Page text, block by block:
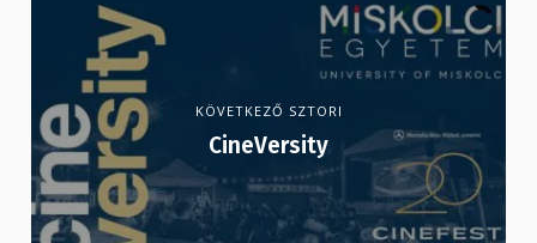
KÖVETKEZŐ SZTORI
CineVersity